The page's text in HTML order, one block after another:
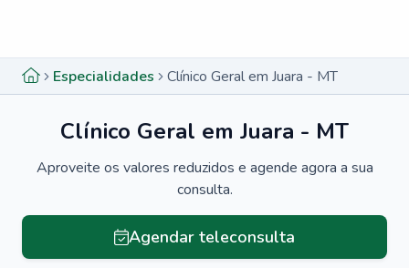
Especialidades Clínico Geral em Juara - MT
Clínico Geral em Juara - MT
Aproveite os valores reduzidos e agende agora a sua
consulta.
Agendar teleconsulta